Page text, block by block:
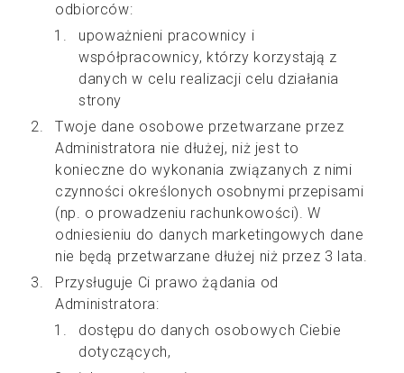
odbiorców:
upoważnieni pracownicy i
współpracownicy, którzy korzystają z
danych w celu realizacji celu działania
strony
Twoje dane osobowe przetwarzane przez
Administratora nie dłużej, niż jest to
konieczne do wykonania związanych z nimi
czynności określonych osobnymi przepisami
(np. o prowadzeniu rachunkowości). W
odniesieniu do danych marketingowych dane
nie będą przetwarzane dłużej niż przez 3 lata.
Przysługuje Ci prawo żądania od
Administratora:
dostępu do danych osobowych Ciebie
dotyczących,